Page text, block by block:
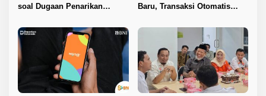
soal Dugaan Penarikan
Proses Sesuai Ketentuan
Hukum
Baru, Transaksi Otomatis
Telepon